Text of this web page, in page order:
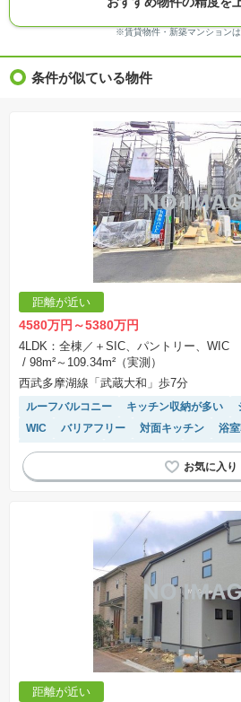
※モデルルーム・モデルハウス・展示場・ショールーム
※ＣＧ合成の画像の場合、実際とは多少異なる場合があ
※物件特徴：販売戸数が複数の物件は、全ての住戸に該
※価格更新：物件価格が変更された日から１週間表示され
※建築条件土地の情報内に掲載されている、建物プラン
の一例であって、プランの採用可否は任意です。
※土地（建築条件なし）で「建物プラン例」が表記して
負会社によるもので、当該建築請負会社以外で建てた場
とは限りません。また建築請負会社を特定するものでは
※建築条件付き土地とは、その土地に建築する建物の建
ことを条件として売買される土地のことをいいます。建
協議するため、土地購入者が自己の希望する建物の設計
交渉期間が設定され、その期間内で希望を満たすプラン
します。なお、この期間は概ね3ヶ月程度とされていま
負契約が成立しない場合、土地売買契約は白紙に戻り、
※課税対象物件の「価格」や「費用等」は消費税込みの
※「本体価格」とは、課税対象物件においては「消費税
合計額を指します。
表示されておりません。
※取引にかかる費用：物件の契約手続き、決済、引き渡
不動産会社によって表記有無が異なるため、ご自身で十
いたします。
※掲載の省エネ性能ラベル内の物件・住棟・号室名称に
場合があります。
※賃貸物件・新築マンション
条件が似ている物件
距離が近い
4580万円～5380万円
4LDK：全棟／＋SIC、パントリー、WIC
/ 98m²～109.34m²（実測）
西武多摩湖線「武蔵大和」歩7分
ルーフバルコニー キッチン収納が多い
WIC
バリアフリー 対面キッチン 浴
トイレ2個以上
温水洗浄便座 閑静な住
モニター付きインターホン
距離が近い